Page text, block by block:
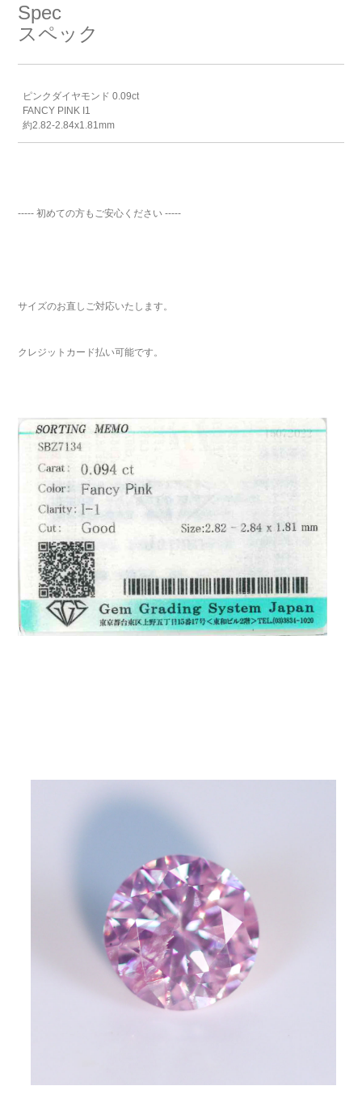
Spec
スペック
ピンクダイヤモンド 0.09ct
FANCY PINK I1
約2.82-2.84x1.81mm
----- 初めての方もご安心ください -----
サイズのお直しご対応いたします。
クレジットカード払い可能です。